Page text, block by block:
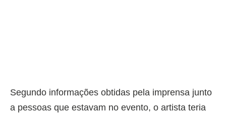
Segundo informações obtidas pela imprensa junto
a pessoas que estavam no evento, o artista teria